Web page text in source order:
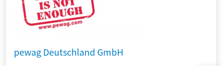
pewag Deutschland GmbH